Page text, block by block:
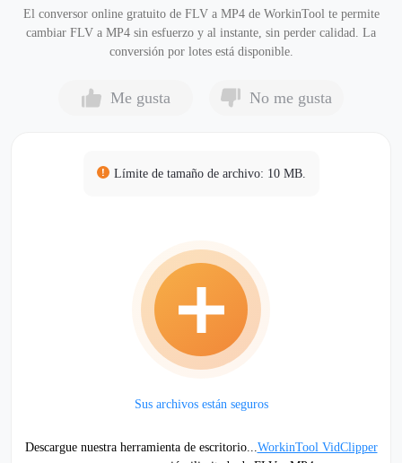
El conversor online gratuito de FLV a MP4 de WorkinTool te permite
cambiar FLV a MP4 sin esfuerzo y al instante, sin perder calidad. La
conversión por lotes está disponible.
Me gusta No me gusta
Límite de tamaño de archivo: 10 MB.
Sus archivos están seguros
Descargue nuestra herramienta de escritorio... WorkinTool VidClipper